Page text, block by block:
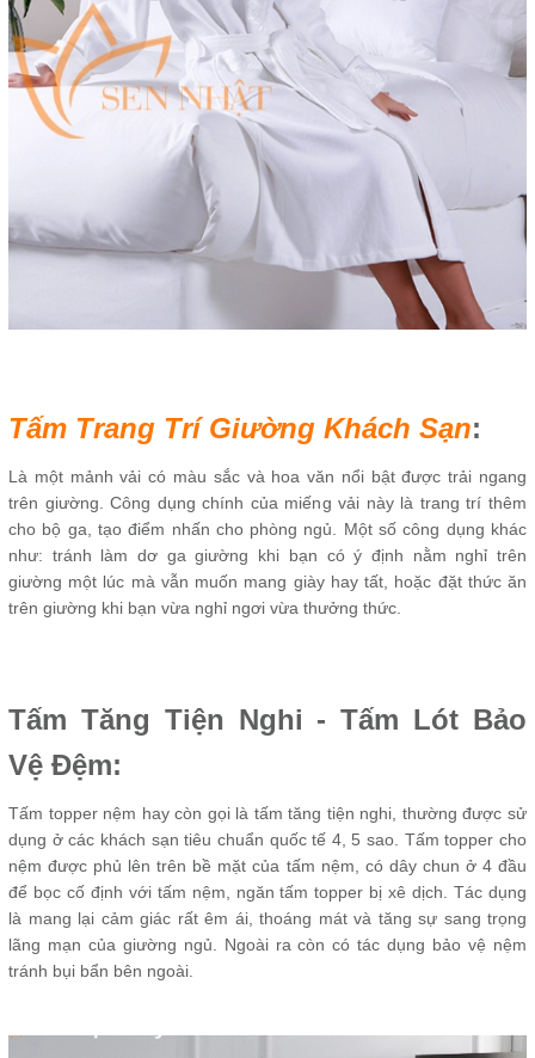
Tấm Trang Trí Giường Khách Sạn:
Là một mảnh vải có màu sắc và hoa văn nổi bật được trải ngang
trên giường. Công dụng chính của miếng vải này là trang trí thêm
cho bộ ga, tạo điểm nhấn cho phòng ngủ. Một số công dụng khác
như: tránh làm dơ ga giường khi bạn có ý định nằm nghỉ trên
giường một lúc mà vẫn muốn mang giày hay tất, hoặc đặt thức ăn
trên giường khi bạn vừa nghỉ ngơi vừa thưởng thức.
Tấm Tăng Tiện Nghi - Tấm Lót Bảo
Vệ Đệm:
Tấm topper nệm hay còn gọi là tấm tăng tiện nghi, thường được sử
dụng ở các khách sạn tiêu chuẩn quốc tế 4, 5 sao. Tấm topper cho
nệm được phủ lên trên bề mặt của tấm nệm, có dây chun ở 4 đầu
để bọc cố định với tấm nệm, ngăn tấm topper bị xê dịch. Tác dụng
là mang lại cảm giác rất êm ái, thoáng mát và tăng sự sang trọng
lãng mạn của giường ngủ. Ngoài ra còn có tác dụng bảo vệ nệm
tránh bụi bẩn bên ngoài.